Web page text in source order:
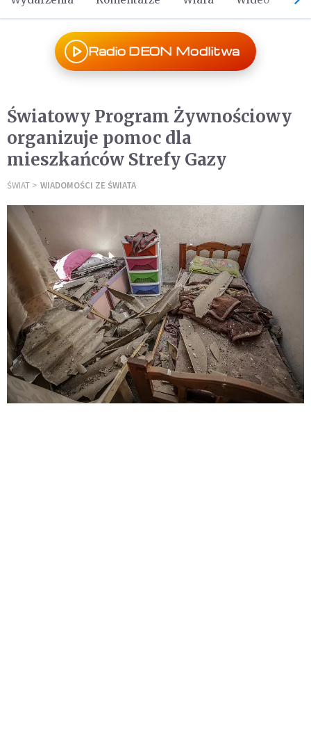
Radio DEON Modlitwa
Światowy Program Żywnościowy
organizuje pomoc dla
mieszkańców Strefy Gazy
ŚWIAT WIADOMOŚCI ZE ŚWIATA